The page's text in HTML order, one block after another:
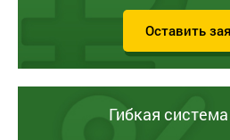
Оставить
Гибкая